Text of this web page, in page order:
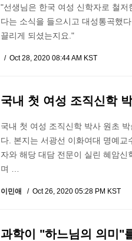
"선생님은 한국 여성 신학자로 철
다는 소식을 들으시고 대성통곡했
끌리게 되셨는지요."
Oct 28, 2020 08:44 AM KST
국내 첫 여성 조직신학
국내 첫 여성 조직신학 박사 원초
다. 본지는 서광선 이화여대 명예
자와 해당 대담 전문이 실린 혜암
며 …
이민애 Oct 26, 2020 05:28 PM KST
과학이 "하느님의 의미"